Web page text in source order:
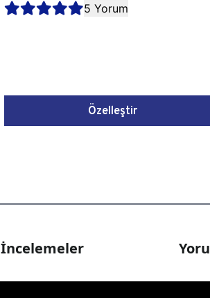
5 Yorum
Özelleştir
İncelemeler